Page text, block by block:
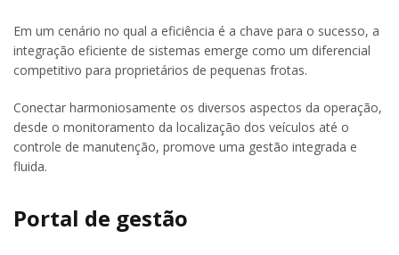
Em um cenário no qual a eficiência é a chave para o sucesso, a
integração eficiente de sistemas emerge como um diferencial
competitivo para proprietários de pequenas frotas.
Conectar harmoniosamente os diversos aspectos da operação,
desde o monitoramento da localização dos veículos até o
controle de manutenção, promove uma gestão integrada e
fluida.
Portal de gestão